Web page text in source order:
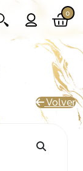
0
Volver